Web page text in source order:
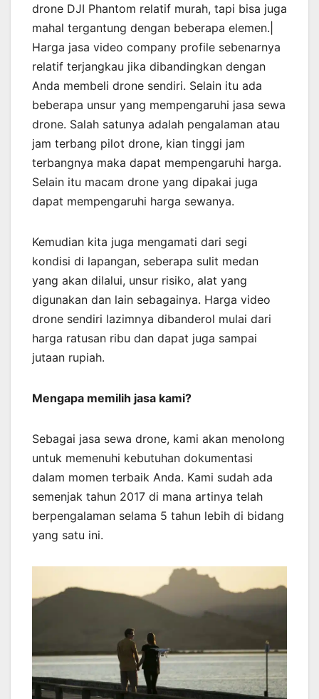
drone DJI Phantom relatif murah, tapi bisa juga
mahal tergantung dengan beberapa elemen.|
Harga jasa video company profile sebenarnya
relatif terjangkau jika dibandingkan dengan
Anda membeli drone sendiri. Selain itu ada
beberapa unsur yang mempengaruhi jasa sewa
drone. Salah satunya adalah pengalaman atau
jam terbang pilot drone, kian tinggi jam
terbangnya maka dapat mempengaruhi harga.
Selain itu macam drone yang dipakai juga
dapat mempengaruhi harga sewanya.
Kemudian kita juga mengamati dari segi
kondisi di lapangan, seberapa sulit medan
yang akan dilalui, unsur risiko, alat yang
digunakan dan lain sebagainya. Harga video
drone sendiri lazimnya dibanderol mulai dari
harga ratusan ribu dan dapat juga sampai
jutaan rupiah.
Mengapa memilih jasa kami?
Sebagai jasa sewa drone, kami akan menolong
untuk memenuhi kebutuhan dokumentasi
dalam momen terbaik Anda. Kami sudah ada
semenjak tahun 2017 di mana artinya telah
berpengalaman selama 5 tahun lebih di bidang
yang satu ini.